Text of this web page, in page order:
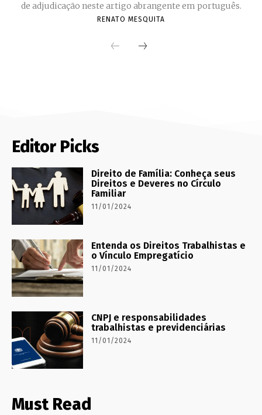
de adjudicação neste artigo abrangente em português.
RENATO MESQUITA
Editor Picks
Direito de Família: Conheça seus
Direitos e Deveres no Círculo
Familiar
11/01/2024
Entenda os Direitos Trabalhistas e
o Vínculo Empregatício
11/01/2024
CNPJ e responsabilidades
trabalhistas e previdenciárias
11/01/2024
Must Read